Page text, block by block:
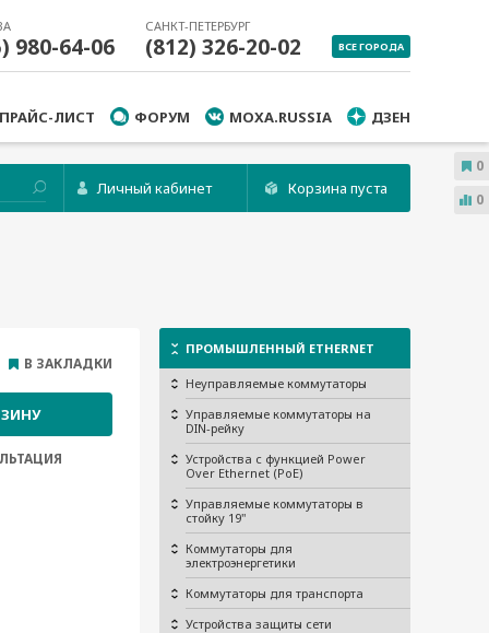
980-64-06
САНКТ-ПЕТЕРБУРГ
(812) 326-20-02 ВСЕ ГОРОДА
ПРАЙС-ЛИСТ
ФОРУМ MOXA.RUSSIA ДЗЕН
Личный кабинет Корзина пуста
ПРОМЫШЛЕННЫЙ ETHERNET
Неуправляемые коммутаторы
Управляемые коммутаторы на
DIN-рейку
Устройства с функцией Power
Over Ethernet (PoE)
Управляемые коммутаторы в
стойку 19"
Коммутаторы для
электроэнергетики
Коммутаторы для транспорта
Устройства защиты сети
В ЗАКЛАДКИ
0
0